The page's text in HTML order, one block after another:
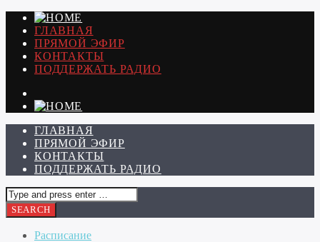
ГЛАВНАЯ
ПРЯМОЙ ЭФИР
КОНТАКТЫ
ПОДДЕРЖАТЬ РАДИО
ГЛАВНАЯ
ПРЯМОЙ ЭФИР
КОНТАКТЫ
ПОДДЕРЖАТЬ РАДИО
Расписание